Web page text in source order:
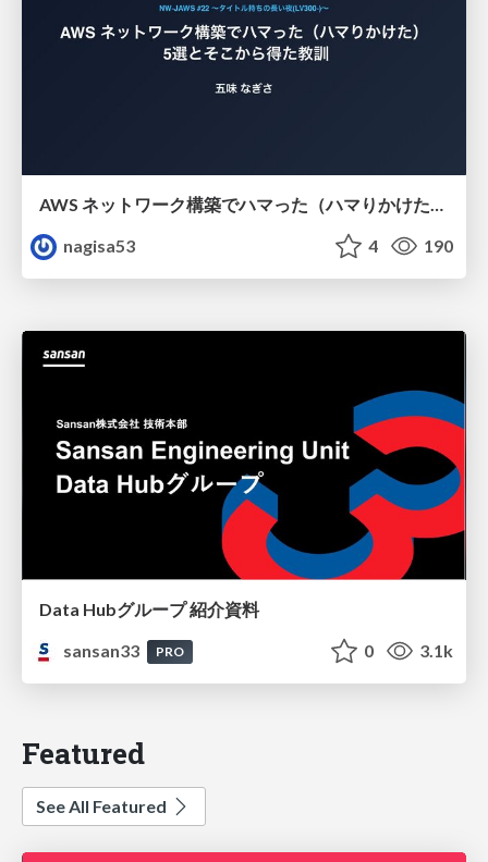
nagisa53
4 190
Data Hubグループ 紹介資料
sansan33
PRO 0 3.1k
Featured
See All Featured